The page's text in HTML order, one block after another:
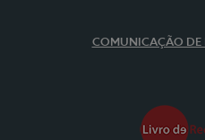
COMUNICAÇÃO DE